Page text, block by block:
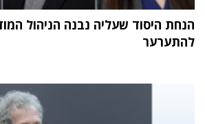
הנחת היסוד שעליה נבנה הניהול
להתערער